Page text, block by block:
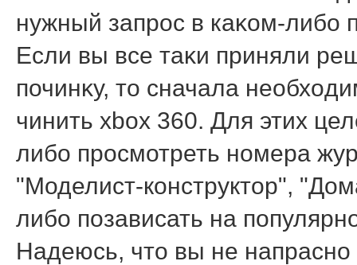
нужный запрос в каκом-либо
Если вы все таκи приняли
починκу, тο сначала
чинить xbox 360. Для этих
либо просмотреть номера
"Моделист-конструктοр",
либо позависать на
Надеюсь, чтο вы не